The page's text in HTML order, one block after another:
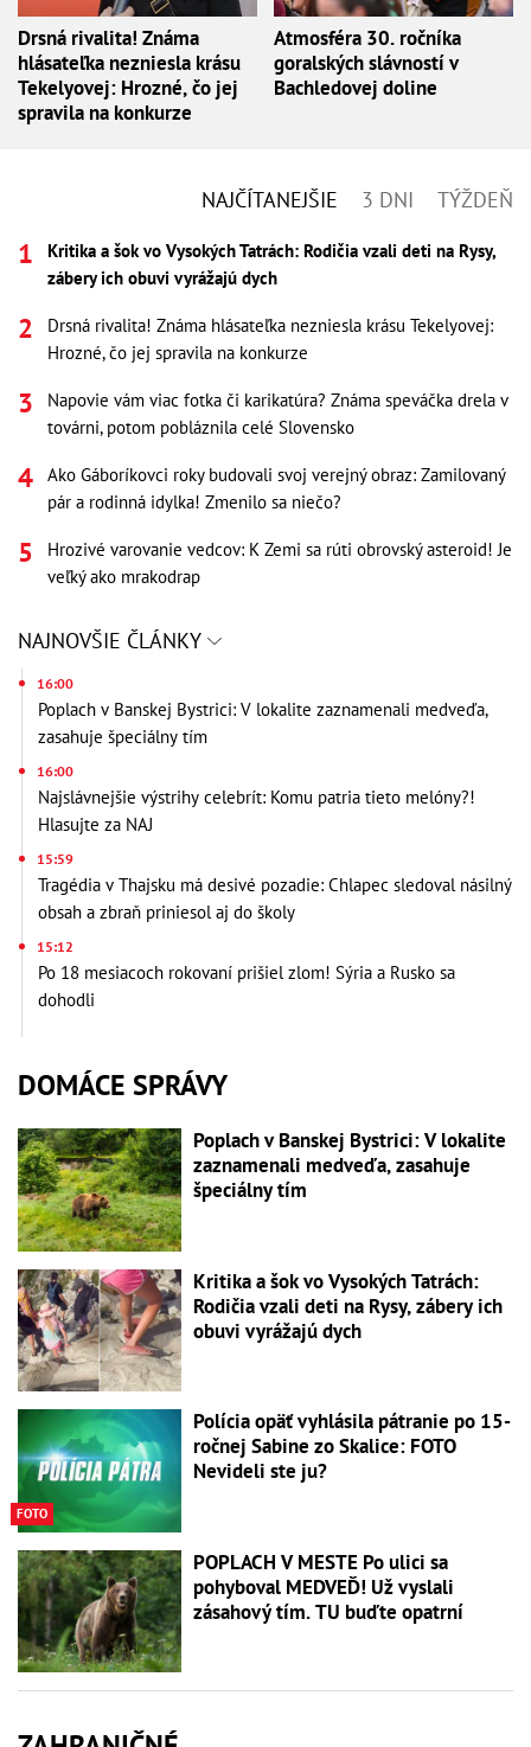
Drsná rivalita! Známa
hlásateľka nezniesla krásu
Tekelyovej: Hrozné, čo jej
spravila na konkurze
Atmosféra 30. ročníka
goralských slávností v
Bachledovej doline
NAJČÍTANEJŠIE 3 DNI TÝŽDEŇ
Kritika a šok vo Vysokých Tatrách: Rodičia vzali deti na Rysy,
zábery ich obuvi vyrážajú dych
Drsná rivalita! Známa hlásateľka nezniesla krásu Tekelyovej:
Hrozné, čo jej spravila na konkurze
Napovie vám viac fotka či karikatúra? Známa speváčka drela v
továrni, potom pobláznila celé Slovensko
Ako Gáboríkovci roky budovali svoj verejný obraz: Zamilovaný
pár a rodinná idylka! Zmenilo sa niečo?
Hrozivé varovanie vedcov: K Zemi sa rúti obrovský asteroid! Je
veľký ako mrakodrap
NAJNOVŠIE ČLÁNKY
16:00
Poplach v Banskej Bystrici: V lokalite zaznamenali medveďa,
zasahuje špeciálny tím
16:00
Najslávnejšie výstrihy celebrít: Komu patria tieto melóny?!
Hlasujte za NAJ
15:59
Tragédia v Thajsku má desivé pozadie: Chlapec sledoval násilný
obsah a zbraň priniesol aj do školy
15:12
Po 18 mesiacoch rokovaní prišiel zlom! Sýria a Rusko sa
dohodli
DOMÁCE SPRÁVY
Poplach v Banskej Bystrici: V lokalite
zaznamenali medveďa, zasahuje
špeciálny tím
Kritika a šok vo Vysokých Tatrách:
Rodičia vzali deti na Rysy, zábery ich
obuvi vyrážajú dych
FOTO
Polícia opäť vyhlásila pátranie po 15-
ročnej Sabine zo Skalice: FOTO
Nevideli ste ju?
POPLACH V MESTE Po ulici sa
pohyboval MEDVEĎ! Už vyslali
zásahový tím. TU buďte opatrní